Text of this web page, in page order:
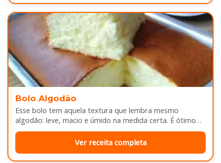
Bolo Algodão
Esse bolo tem aquela textura que lembra mesmo
algodão: leve, macio e úmido na medida certa. É ótimo
pra servir…
Ver receita completa